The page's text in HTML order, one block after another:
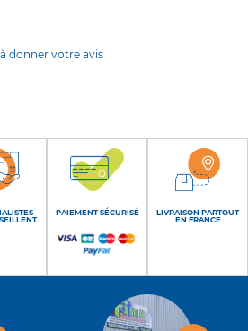
donner votre avis
PAIEMENT SÉCURISÉ
LIVRAISON PARTOUT
EN FRANCE